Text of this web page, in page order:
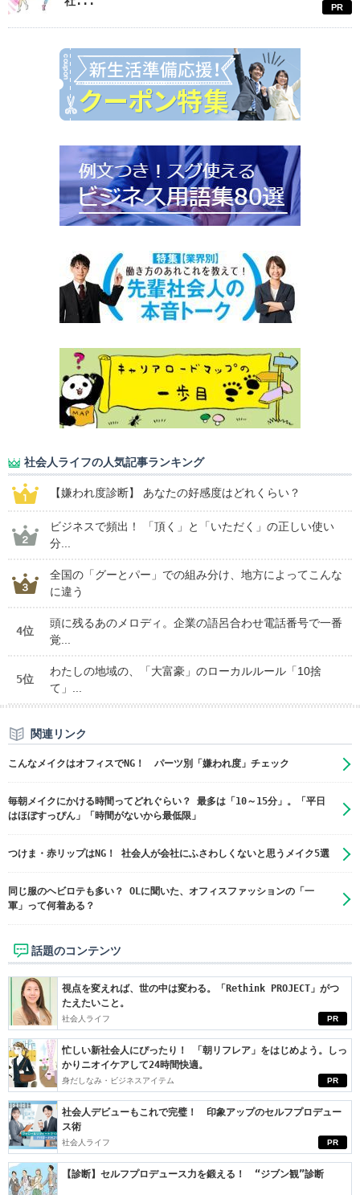
PR
社会人ライフの人気記事ランキング
【嫌われ度診断】 あなたの好感度はどれくらい？
ビジネスで頻出！ 「頂く」と「いただく」の正しい使い
分...
全国の「グーとパー」での組み分け、地方によってこんな
に違う
4位
頭に残るあのメロディ。企業の語呂合わせ電話番号で一番
覚...
5位
わたしの地域の、「大富豪」のローカルルール「10捨
て」...
関連リンク
こんなメイクはオフィスでNG！ パーツ別「嫌われ度」チェック
毎朝メイクにかける時間ってどれぐらい？ 最多は「10～15分」。「平日
はほぼすっぴん」「時間がないから最低限」
つけま・赤リップはNG！ 社会人が会社にふさわしくないと思うメイク5選
同じ服のヘビロテも多い？ OLに聞いた、オフィスファッションの「一
軍」って何着ある？
話題のコンテンツ
PR
視点を変えれば、世の中は変わる。「Rethink PROJECT」がつ
たえたいこと。
社会人ライフ
PR
忙しい新社会人にぴったり！ 「朝リフレア」をはじめよう。しっ
かりニオイケアして24時間快適。
身だしなみ・ビジネスアイテム
PR
社会人デビューもこれで完璧！ 印象アップのセルフプロデュー
ス術
社会人ライフ
【診断】セルフプロデュース力を鍛える！ “ジブン観”診断